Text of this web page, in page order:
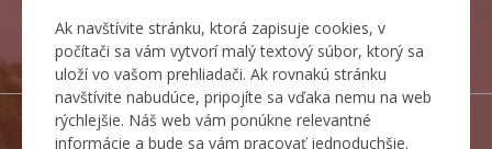
Ak navštívite stránku, ktorá zapisuje cookies, v
počítači sa vám vytvorí malý textový súbor, ktorý sa
uloží vo vašom prehliadači. Ak rovnakú stránku
navštívite nabudúce, pripojíte sa vďaka nemu na web
rýchlejšie. Náš web vám ponúkne relevantné
informácie a bude sa vám pracovať jednoduchšie.
PORTÁL
IS MCS